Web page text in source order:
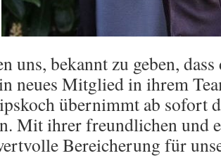
uns, bekannt zu geben,
neues Mitglied in ihrem
übernimmt ab sofort
Mit ihrer freundlichen und
Bereicherung für